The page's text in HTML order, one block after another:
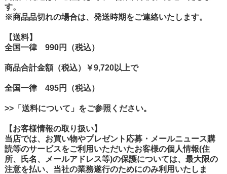
す。
※商品品切れの場合は、発送時期をご連絡いたします。
【送料】
全国一律 990円（税込）
商品合計金額（税込）￥9,720以上で
全国一律 495円（税込）
>>「送料について」をご参照ください。
【お客様情報の取り扱い】
当店では、お買い物やプレゼント応募・メールニュース購
読等のサービスをご利用いただいたお客様の個人情報(住
所、氏名、メールアドレス等)の保護については、最大限の
注意を払い、当社の業務遂行のためにのみ利用いたしま